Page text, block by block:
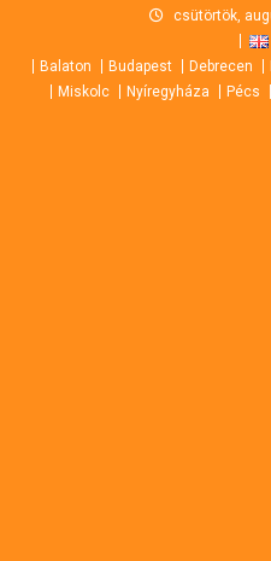
content
csütörtök,
Balaton Budapest Debrecen
Miskolc
Nyíregyháza Pécs